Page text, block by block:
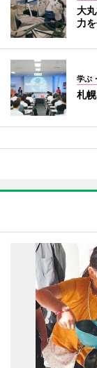
大
力
学ぶ
札